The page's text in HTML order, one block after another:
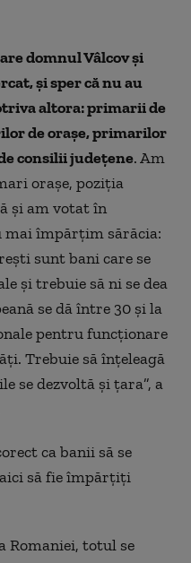
domnul Vâlcov şi
şi sper că nu au
altora: primarii de
de oraşe, primarilor
consilii judeţene. Am
oraşe, poziția
şi am votat în
maiîmpărţim sărăcia:
sunt bani care se
şi trebuie să ni sedea
se dă între 30 şi la
pentru funcţionare
Trebuie să înţeleagă
sedezvoltă şi ţara”, a
ca banii să se
să fie împărţiţi
Romaniei, totul se